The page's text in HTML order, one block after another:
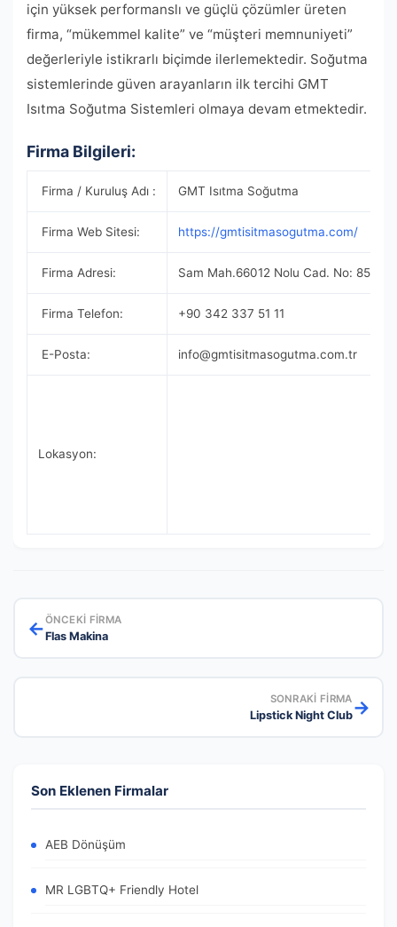
için yüksek performanslı ve güçlü çözümler üreten
firma, “mükemmel kalite” ve “müşteri memnuniyeti”
değerleriyle istikrarlı biçimde ilerlemektedir. Soğutma
sistemlerinde güven arayanların ilk tercihi GMT
Isıtma Soğutma Sistemleri olmaya devam etmektedir.
Firma Bilgileri:
Firma / Kuruluş Adı : GMT Isıtma Soğutma
Firma Web Sitesi: https://gmtisitmasogutma.com/
Firma Adresi: Sam Mah.66012 Nolu Cad. No: 85/4
Firma Telefon: +90 342 337 51 11
E-Posta: info@gmtisitmasogutma.com.tr
Lokasyon:
←ÖNCEKI FIRMA
Flas Makina
SONRAKI FIRMA
Lipstick Night Club→
Son Eklenen Firmalar
AEB Dönüşüm
MR LGBTQ+ Friendly Hotel